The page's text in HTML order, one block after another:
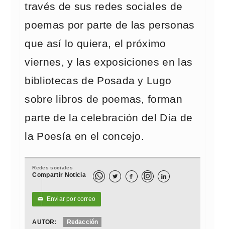
través de sus redes sociales de
poemas por parte de las personas
que así lo quiera, el próximo
viernes, y las exposiciones en las
bibliotecas de Posada y Lugo
sobre libros de poemas, forman
parte de la celebración del Día de
la Poesía en el concejo.
Redes sociales
Compartir Noticia   
✉ Enviar por correo
AUTOR: Redacción